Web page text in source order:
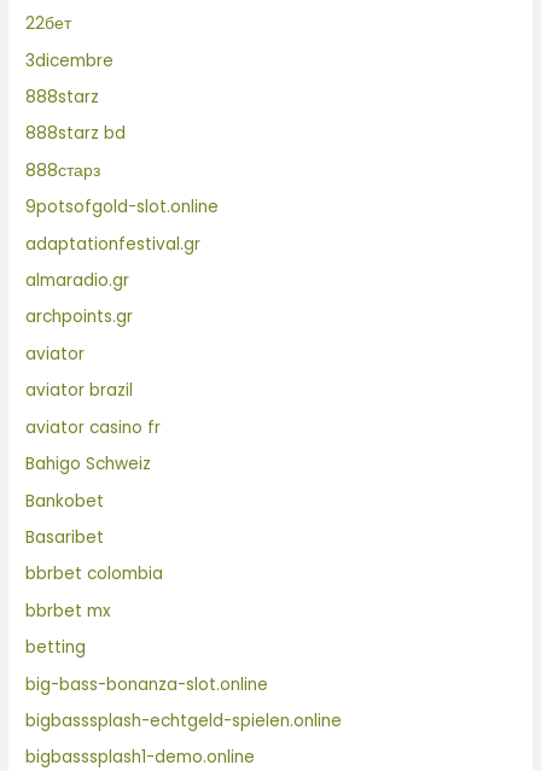
22бет
3dicembre
888starz
888starz bd
888старз
9potsofgold-slot.online
adaptationfestival.gr
almaradio.gr
archpoints.gr
aviator
aviator brazil
aviator casino fr
Bahigo Schweiz
Bankobet
Basaribet
bbrbet colombia
bbrbet mx
betting
big-bass-bonanza-slot.online
bigbasssplash-echtgeld-spielen.online
bigbasssplash1-demo.online